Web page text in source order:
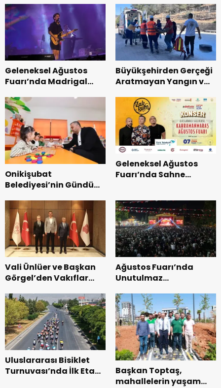
Geleneksel Ağustos
Fuarı’nda Madrigal
Büyükşehirden Gerçeği
Aratmayan Yangın ve
Onikişubat
Belediyesi’nin Gündüz
dönemin ön kayıtları
başladı.
Geleneksel Ağustos
Fuarı’nda Sahne
Vali Ünlüer ve Başkan
Görgel’den Vakıflar
ziyaret.
Ağustos Fuarı’nda
Unutulmaz
Uluslararası Bisiklet
Turnuvası’nda İlk Etap
Başkan Toptaş,
mahallelerin yaşam